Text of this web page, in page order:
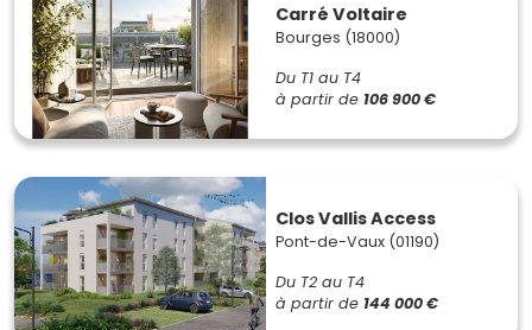
Carré Voltaire
Bourges (18000)
Du T1 au T4
à partir de 106 900 €
Clos Vallis Access
Pont-de-Vaux (01190)
Du T2 au T4
à partir de 144 000 €